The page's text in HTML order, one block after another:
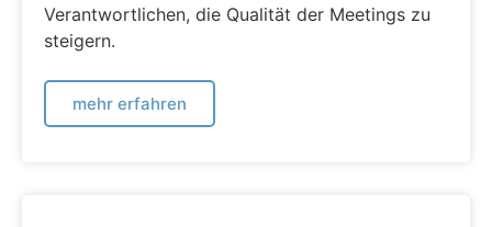
Verantwortlichen, die Qualität der Meetings zu
steigern.
mehr erfahren